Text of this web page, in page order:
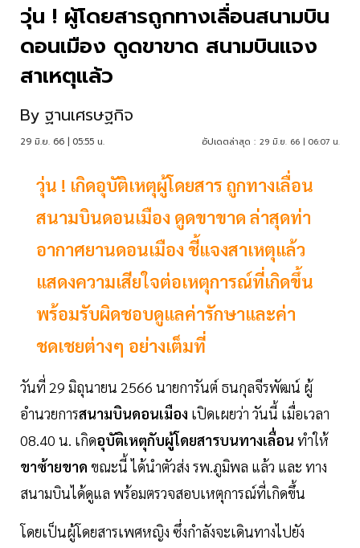
วุ่น ! ผู้โดยสารถูกทางเลื่อนสนามบิน
ดอนเมือง ดูดขาขาด สนามบินแจง
สาเหตุแล้ว
By ฐานเศรษฐกิจ
29 มิ.ย. 66 | 05:55 น. อัปเดตล่าสุด : 29 มิ.ย. 66 | 06:07 น.
วุ่น ! เกิดอุบัติเหตุผู้โดยสาร ถูกทางเลื่อน
สนามบินดอนเมือง ดูดขาขาด ล่าสุดท่า
อากาศยานดอนเมือง ชี้แจงสาเหตุแล้ว
แสดงความเสียใจต่อเหตุการณ์ที่เกิดขึ้น
พร้อมรับผิดชอบดูแลค่ารักษาและค่า
ชดเชยต่างๆ อย่างเต็มที่
วันที่ 29 มิถุนายน 2566 นายการันต์ ธนกุลจีรพัฒน์ ผู้
อำนวยการสนามบินดอนเมือง เปิดเผยว่า วันนี้ เมื่อเวลา
08.40 น. เกิดอุบัติเหตุกับผู้โดยสารบนทางเลื่อน ทำให้
ขาซ้ายขาด ขณะนี้ ได้นำตัวส่ง รพ.ภูมิพล แล้ว และ ทาง
สนามบินได้ดูแล พร้อมตรวจสอบเหตุการณ์ที่เกิดขึ้น
โดยเป็นผู้โดยสารเพศหญิง ซึ่งกำลังจะเดินทางไปยัง